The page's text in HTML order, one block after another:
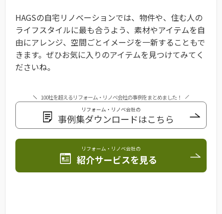
HAGSの自宅リノベーションでは、物件や、住む人の
ライフスタイルに最も合うよう、素材やアイテムを自
由にアレンジ、空間ごとイメージを一新することもで
きます。ぜひお気に入りのアイテムを見つけてみてく
ださいね。
100社を超えるリフォーム・リノベ会社の事例をまとめました！
リフォーム・リノベ会社の
事例集ダウンロードはこちら
リフォーム・リノベ会社の
紹介サービスを見る